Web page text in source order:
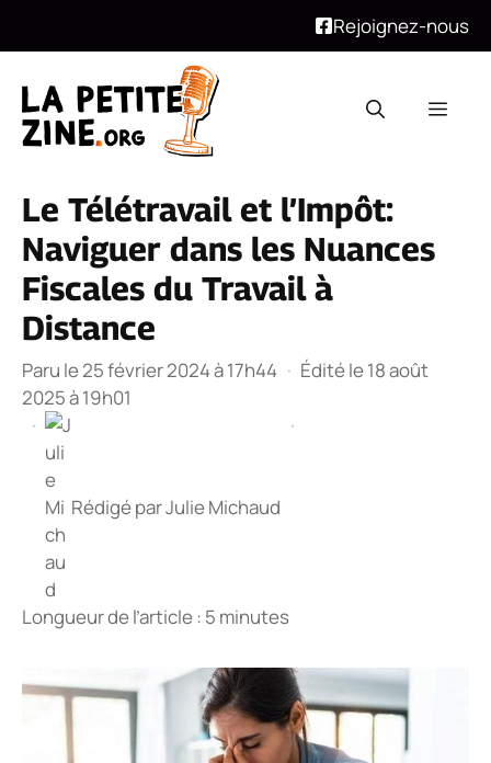
Rejoignez-nous
contenu
Le Télétravail et l’Impôt:
Naviguer dans les Nuances
Fiscales du Travail à
Distance
Paru le 25 février 2024 à 17h44 · Édité le 18 août
2025 à 19h01
·
Rédigé parJulie Michaud
·
Longueur de l’article : 5 minutes